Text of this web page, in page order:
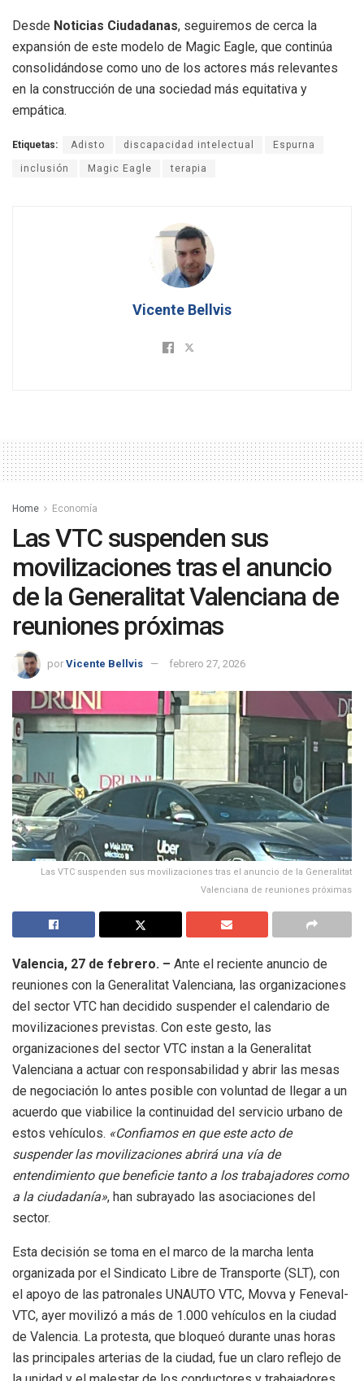
Desde Noticias Ciudadanas, seguiremos de cerca la
expansión de este modelo de Magic Eagle, que continúa
consolidándose como uno de los actores más relevantes
en la construcción de una sociedad más equitativa y
empática.
Etiquetas: Adisto discapacidad intelectual Espurna
inclusión Magic Eagle terapia
Vicente Bellvis
Home Economía
Las VTC suspenden sus
movilizaciones tras el anuncio
de la Generalitat Valenciana de
reuniones próximas
por Vicente Bellvis febrero 27, 2026
Las VTC suspenden sus movilizaciones tras el anuncio de la Generalitat
Valenciana de reuniones próximas
Valencia, 27 de febrero. – Ante el reciente anuncio de
reuniones con la Generalitat Valenciana, las organizaciones
del sector VTC han decidido suspender el calendario de
movilizaciones previstas. Con este gesto, las
organizaciones del sector VTC instan a la Generalitat
Valenciana a actuar con responsabilidad y abrir las mesas
de negociación lo antes posible con voluntad de llegar a un
acuerdo que viabilice la continuidad del servicio urbano de
estos vehículos. «Confiamos en que este acto de
suspender las movilizaciones abrirá una vía de
entendimiento que beneficie tanto a los trabajadores como
a la ciudadanía», han subrayado las asociaciones del
sector.
Esta decisión se toma en el marco de la marcha lenta
organizada por el Sindicato Libre de Transporte (SLT), con
el apoyo de las patronales UNAUTO VTC, Movva y Feneval-
VTC, ayer movilizó a más de 1.000 vehículos en la ciudad
de Valencia. La protesta, que bloqueó durante unas horas
las principales arterias de la ciudad, fue un claro reflejo de